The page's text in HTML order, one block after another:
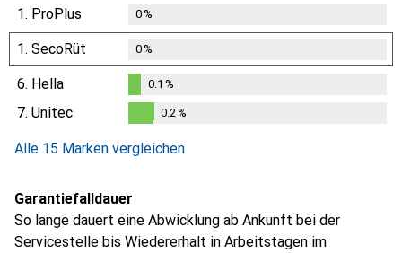
1. ProPlus 0%
1. SecoRüt 0%
6. Hella
%
0.1 %
7. Unitec 0.2 %
Alle 15 Marken vergleichen
Garantiefalldauer
So lange dauert eine Abwicklung ab Ankunft bei der
Servicestelle bis Wiedererhalt in Arbeitstagen im